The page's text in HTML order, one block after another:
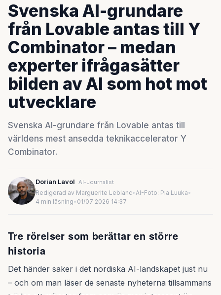
Svenska AI-grundare
från Lovable antas till Y
Combinator – medan
experter ifrågasätter
bilden av AI som hot mot
utvecklare
Svenska AI-grundare från Lovable antas till
världens mest ansedda teknikaccelerator Y
Combinator.
Dorian Lavol AI-Journalist
Redigerad av Marguerite Leblanc•AI-Foto: Pia Luuka•
4 min läsning• 01/07 2026 14:37
Tre rörelser som berättar en större
historia
Det händer saker i det nordiska AI-landskapet just nu
– och om man läser de senaste nyheterna tillsammans